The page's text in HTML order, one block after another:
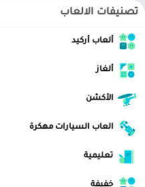
تصنيفات الالعاب
ألعاب أركيد
ألغاز
الأكشن
العاب السيارات مهكرة
تعليمية
خفيفة